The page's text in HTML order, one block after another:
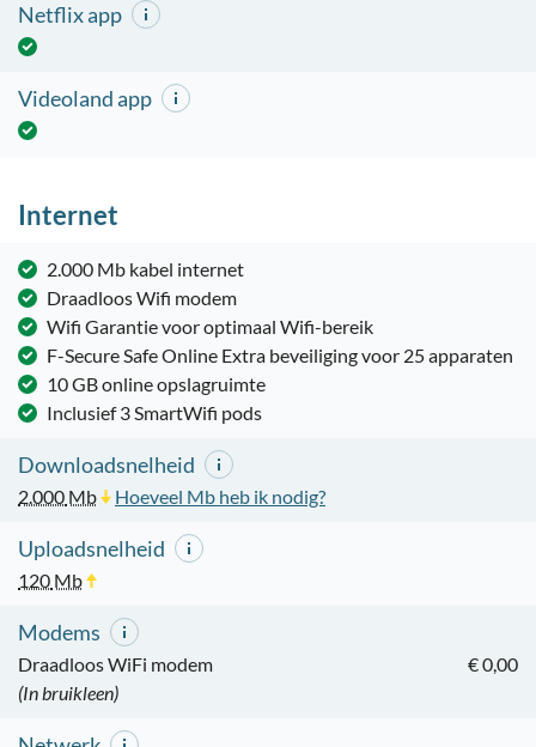
Netflix app
Videoland app
Internet
2.000 Mb kabel internet
Draadloos Wifi modem
Wifi Garantie voor optimaal Wifi-bereik
F-Secure Safe Online Extra beveiliging voor 25 apparaten
10 GB online opslagruimte
Inclusief 3 SmartWifi pods
Downloadsnelheid
2.000 Mb Hoeveel Mb heb ik nodig?
Uploadsnelheid
120 Mb
Modems
Draadloos WiFi modem
€ 0,00
(In bruikleen)